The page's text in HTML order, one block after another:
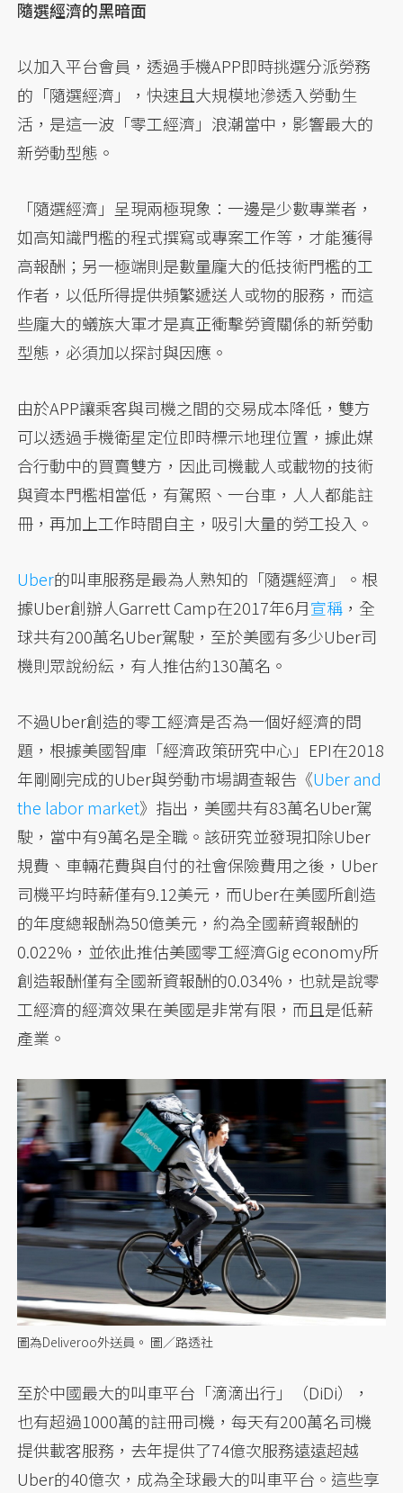
隨選經濟的黑暗面
以加入平台會員，透過手機APP即時挑選分派勞務
的「隨選經濟」，快速且大規模地滲透入勞動生
活，是這一波「零工經濟」浪潮當中，影響最大的
新勞動型態。
「隨選經濟」呈現兩極現象：一邊是少數專業者，
如高知識門檻的程式撰寫或專案工作等，才能獲得
高報酬；另一極端則是數量龐大的低技術門檻的工
作者，以低所得提供頻繁遞送人或物的服務，而這
些龐大的蟻族大軍才是真正衝擊勞資關係的新勞動
型態，必須加以探討與因應。
由於APP讓乘客與司機之間的交易成本降低，雙方
可以透過手機衛星定位即時標示地理位置，據此媒
合行動中的買賣雙方，因此司機載人或載物的技術
與資本門檻相當低，有駕照、一台車，人人都能註
冊，再加上工作時間自主，吸引大量的勞工投入。
Uber的叫車服務是最為人熟知的「隨選經濟」。根
據Uber創辦人Garrett Camp在2017年6月宣稱 ，全
球共有200萬名Uber駕駛，至於美國有多少Uber司
機則眾說紛紜，有人推估約130萬名。
不過Uber創造的零工經濟是否為一個好經濟的問
題，根據美國智庫「經濟政策研究中心」EPI在2018
年剛剛完成的Uber與勞動市場調查報告《Uber and
the labor market》指出，美國共有83萬名Uber駕
駛，當中有9萬名是全職。該研究並發現扣除Uber
規費、車輛花費與自付的社會保險費用之後，Uber
司機平均時薪僅有9.12美元，而Uber在美國所創造
的年度總報酬為50億美元，約為全國薪資報酬的
0.022%，並依此推估美國零工經濟Gig economy所
創造報酬僅有全國新資報酬的0.034%，也就是說零
工經濟的經濟效果在美國是非常有限，而且是低薪
產業。
圖為Deliveroo外送員。 圖／路透社
至於中國最大的叫車平台「滴滴出行」（DiDi），
也有超過1000萬的註冊司機，每天有200萬名司機
提供載客服務，去年提供了74億次服務遠遠超越
Uber的40億次，成為全球最大的叫車平台。這些享